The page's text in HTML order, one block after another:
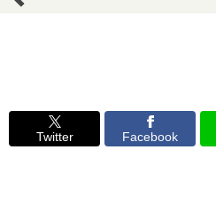
Twitter Facebook